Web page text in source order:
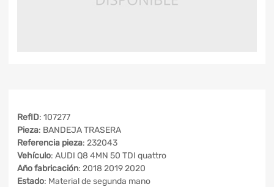
RefID: 107277
Pieza: BANDEJA TRASERA
Referencia pieza: 232043
Vehículo: AUDI Q8 4MN 50 TDI quattro
Año fabricación: 2018 2019 2020
Estado: Material de segunda mano